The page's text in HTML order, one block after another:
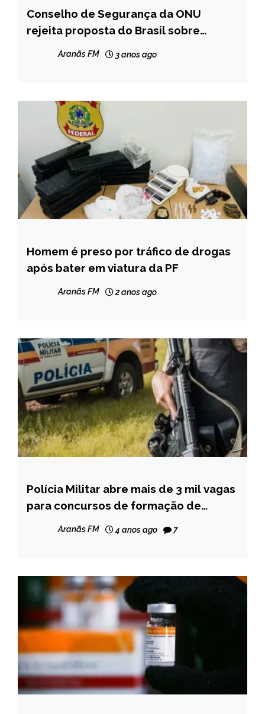
BRASIL
INTERNACIONAL
NOTÍCIAS
Conselho de Segurança da ONU
rejeita proposta do Brasil sobre
Aranãs FM 3 anos ago
MINAS
GERAIS
NOTÍCIAS
Homem é preso por tráfico de drogas
após bater em viatura da PF
Aranãs FM 2 anos ago
MINAS
GERAIS
NOTÍCIAS
Polícia Militar abre mais de 3 mil vagas
para concursos de formação de
Aranãs FM 4 anos ago 7